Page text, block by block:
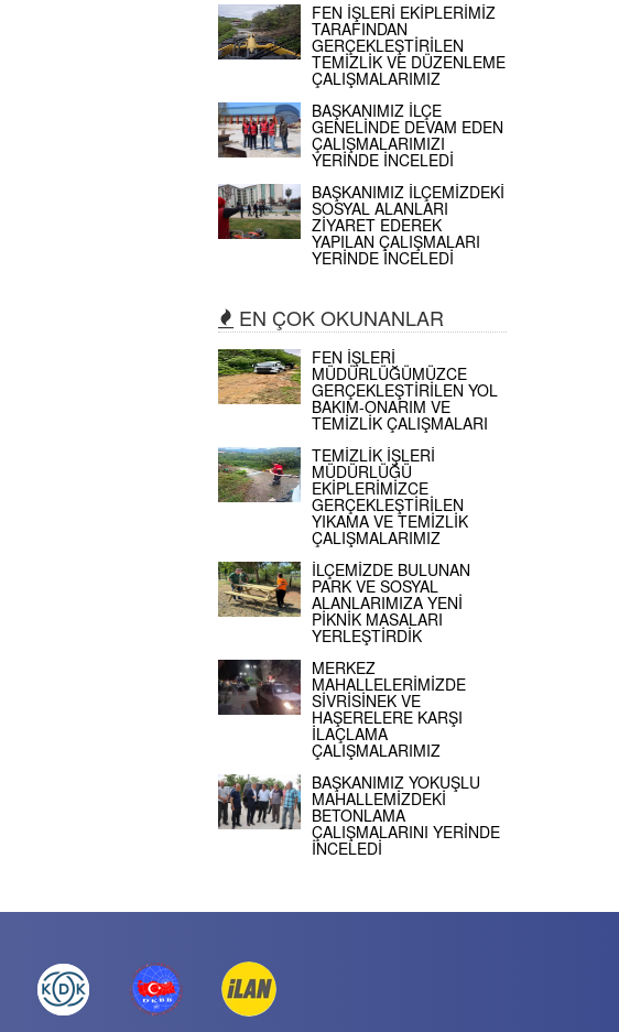
FEN İŞLERİ EKİPLERİMİZ
TARAFINDAN
GERÇEKLEŞTİRİLEN
TEMİZLİK VE DÜZENLEME
ÇALIŞMALARIMIZ
BAŞKANIMIZ İLÇE
GENELİNDE DEVAM EDEN
ÇALIŞMALARIMIZI
YERİNDE İNCELEDİ
BAŞKANIMIZ İLÇEMİZDEKİ
SOSYAL ALANLARI
ZİYARET EDEREK
YAPILAN ÇALIŞMALARI
YERİNDE İNCELEDİ
EN ÇOK OKUNANLAR
FEN İŞLERİ
MÜDÜRLÜĞÜMÜZCE
GERÇEKLEŞTİRİLEN YOL
BAKIM-ONARIM VE
TEMİZLİK ÇALIŞMALARI
TEMİZLİK İŞLERİ
MÜDÜRLÜĞÜ
EKİPLERİMİZCE
GERÇEKLEŞTİRİLEN
YIKAMA VE TEMİZLİK
ÇALIŞMALARIMIZ
İLÇEMİZDE BULUNAN
PARK VE SOSYAL
ALANLARIMIZA YENİ
PİKNİK MASALARI
YERLEŞTİRDİK
MERKEZ
MAHALLELERİMİZDE
SİVRİSİNEK VE
HAŞERELERE KARŞI
İLAÇLAMA
ÇALIŞMALARIMIZ
BAŞKANIMIZ YOKUŞLU
MAHALLEMİZDEKİ
BETONLAMA
ÇALIŞMALARINI YERİNDE
İNCELEDİ